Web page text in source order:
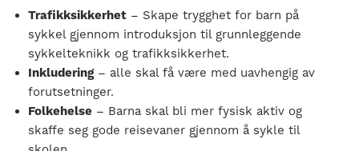
Trafikksikkerhet – Skape trygghet for barn på
sykkel gjennom introduksjon til grunnleggende
sykkelteknikk og trafikksikkerhet.
Inkludering– alle skal få være med uavhengig av
forutsetninger.
Folkehelse – Barna skal bli mer fysisk aktiv og
skaffe seg gode reisevaner gjennom å sykle til